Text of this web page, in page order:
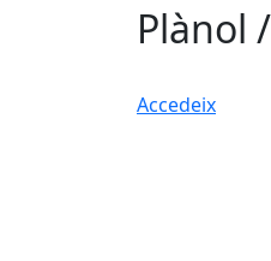
Plànol
Accedeix